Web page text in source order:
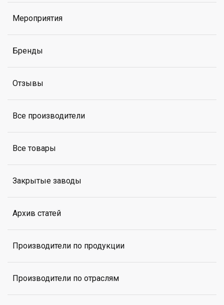
Мероприятия
Бренды
Отзывы
Все производители
Все товары
Закрытые заводы
Архив статей
Производители по продукции
Производители по отраслям